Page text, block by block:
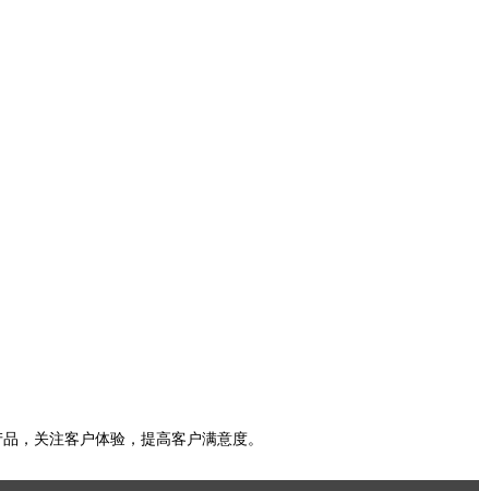
，关注客户体验，提高客户满意度。